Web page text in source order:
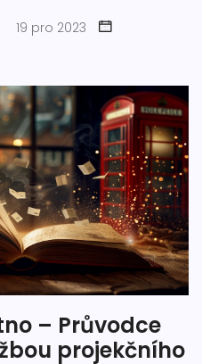
19 pro 2023
– Průvodce
projekčního